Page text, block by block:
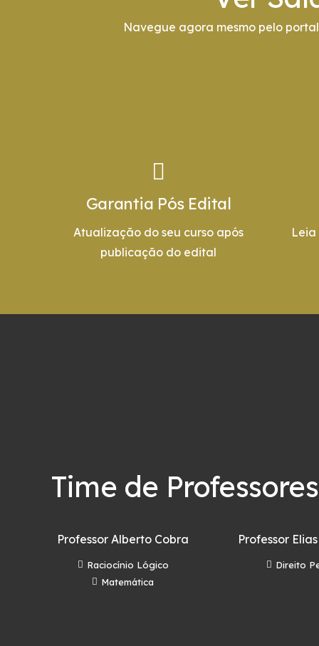
Navegue agora mesmo pelo
Garantia Pós Edital
Atualização do seu curso após
publicação do edital
Leia
Time de Professores
Professor Alberto Cobra
Raciocínio Lógico
Matemática
Professor
Direito